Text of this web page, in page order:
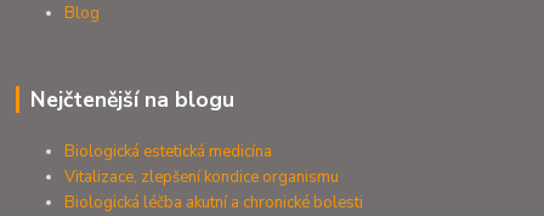
Blog
Nejčtenější na blogu
Biologická estetická medicína
Vitalizace, zlepšení kondice organismu
Biologická léčba akutní a chronické bolesti